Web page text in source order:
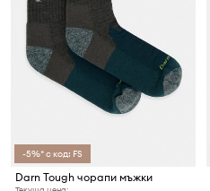
-5%* с код: FS
Darn Tough чорапи мъжки